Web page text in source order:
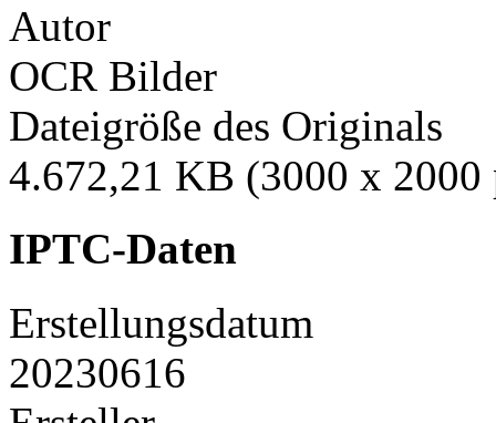
Autor
OCR Bilder
Dateigröße des Originals
4.672,21 KB (3000 x 2000
IPTC-Daten
Erstellungsdatum
20230616